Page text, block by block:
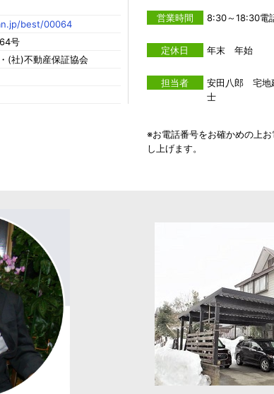
best/00064
号
(社)不動産保証協会
営業時間 8:30～18:30電
定休日 年末 年始
担当者
安田八郎 宅地
士
※お電話番号をお確かめの上
し上げます。